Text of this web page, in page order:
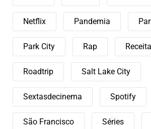
Netflix Pandemia
Park City Rap Receita
Roadtrip Salt Lake City
Sextasdecinema Spotify
São Francisco Séries